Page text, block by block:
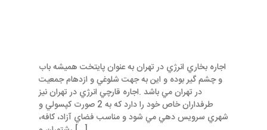
اجاره بخاري انرژي در تهران به عنوان پايتخت هميشه باب
و چشم گير بوده و اين به جهت شلوغي و ازدهام جمعيت
در تهران مي باشد .اجاره قارچي انرژي در تهران نيز
طرفداران خاص خود را دارد که به 2 صورت کپسولي و
شهري سرويس دهي مي شود و مناسب فضاي آزاد، کافه،